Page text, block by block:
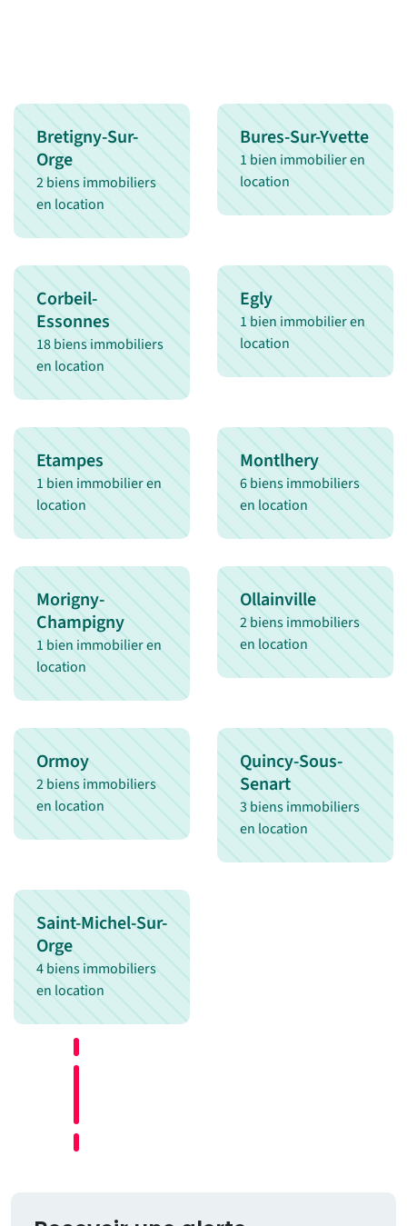
Bretigny-Sur-
Orge
2 biens immobiliers
en location
Bures-Sur-Yvette
1 bien immobilier en
location
Corbeil-
Essonnes
18 biens immobiliers
en location
Egly
1 bien immobilier en
location
Etampes
1 bien immobilier en
location
Montlhery
6 biens immobiliers
en location
Morigny-
Champigny
1 bien immobilier en
location
Ollainville
2 biens immobiliers
en location
Ormoy
2 biens immobiliers
en location
Quincy-Sous-
Senart
3 biens immobiliers
en location
Saint-Michel-Sur-
Orge
4 biens immobiliers
en location